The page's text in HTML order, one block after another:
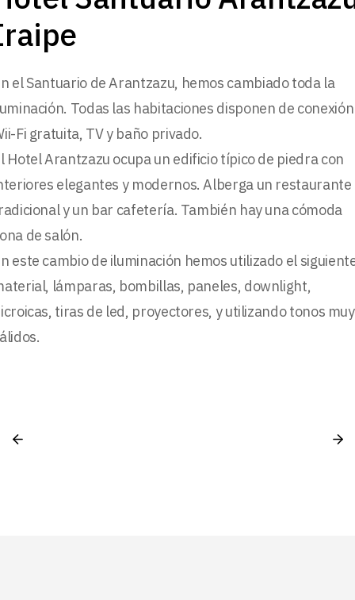
el Santuario de Arantzazu, hemos cambiado toda la
Todas las habitaciones disponen de conexión
Fi gratuita, TV y baño privado.
Hotel Arantzazu ocupa un edificio típico de piedra con
elegantes y modernos. Alberga un restaurante
y un bar cafetería. También hay una cómoda
de salón.
este cambio de iluminación hemos utilizado el
lámparas, bombillas, paneles, downlight,
tiras de led, proyectores, y utilizando tonos muy